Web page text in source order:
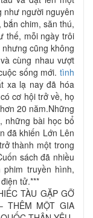
như người nguyên
chim, săn thú,
thế, mỗi ngày trôi
cũng không
cùng nhau vượt
sống mới. tình
xa lạ nay đã hóa
cơ hội trở về, họ
20 năm.Những
những bài học bổ
đã khiến Lớn Lên
thành một trong
sách đã nhiều
truyền hình,
tử.***
TÀU GẶP GỠ
THÊM MỘT GIA